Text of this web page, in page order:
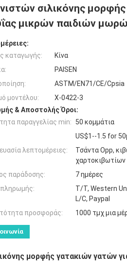
σιλικόνης
μικρών παιδιών
καταγωγής:
Κίνα
PAISEN
ASTM/EN71/CE/Cpsia
μοντέλου:
Χ-0422-3
& Αποστολής Όροι:
παραγγελίας min:
50 κομμάτια
US$1--1.5 for
λεπτομέρειες:
Τσάντα Opp,
χαρτοκιβωτίων
παράδοσης:
7 ημέρες
T/T, Western
L/C, Paypal
προσφοράς:
1000 τμχ μια
μορφής γατακιών γατών